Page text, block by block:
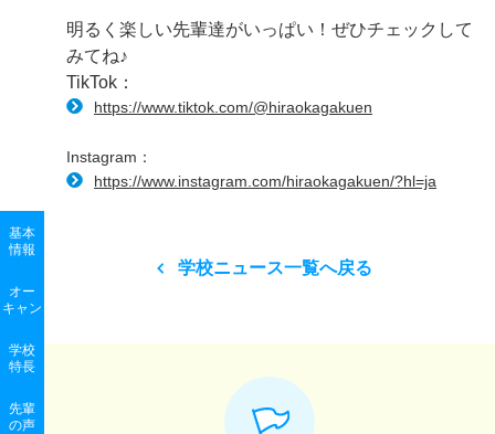
基本
情報
オー
キャン
学校
特長
先輩
の声
明るく楽しい先輩達がいっぱい！ぜひチェックして
みてね♪
TikTok：
https://www.tiktok.com/@hiraokagakuen
Instagram：
https://www.instagram.com/hiraokagakuen/?hl=ja
学校ニュース一覧へ戻る